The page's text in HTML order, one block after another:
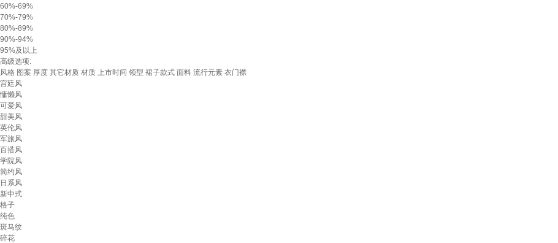
60%-69%
70%-79%
80%-89%
90%-94%
95%及以上
高级选项:
风格 图案 厚度 其它材质 材质 上市时间 领型 裙子款式 面料 流行元素 衣门襟
宫廷风
慵懒风
可爱风
甜美风
英伦风
军旅风
百搭风
学院风
简约风
日系风
新中式
格子
纯色
斑马纹
碎花